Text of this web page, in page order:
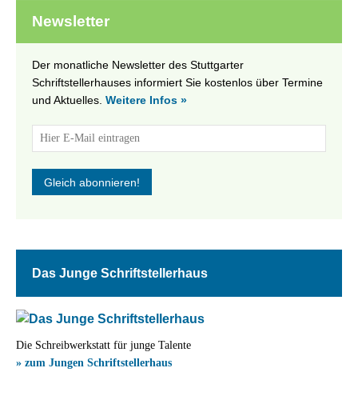
Newsletter
Der monatliche Newsletter des Stuttgarter
Schriftstellerhauses informiert Sie kostenlos über Termine
und Aktuelles. Weitere Infos »
Das Junge Schriftstellerhaus
Die Schreibwerkstatt für junge Talente
» zum Jungen Schriftstellerhaus